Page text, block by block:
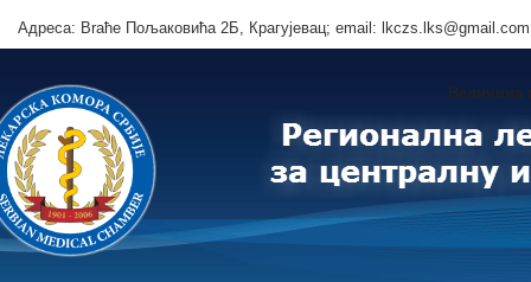
Адреса: Brаће Пољаковића 2Б, Крагујевац; email:
Величина